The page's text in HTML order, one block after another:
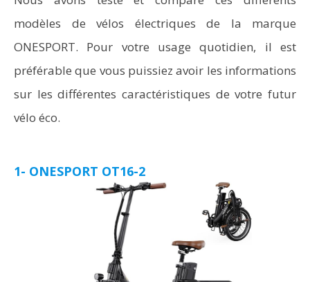
modèles de vélos électriques de la marque
ONESPORT. Pour votre usage quotidien, il est
préférable que vous puissiez avoir les informations
sur les différentes caractéristiques de votre futur
vélo éco.
1- ONESPORT OT16-2